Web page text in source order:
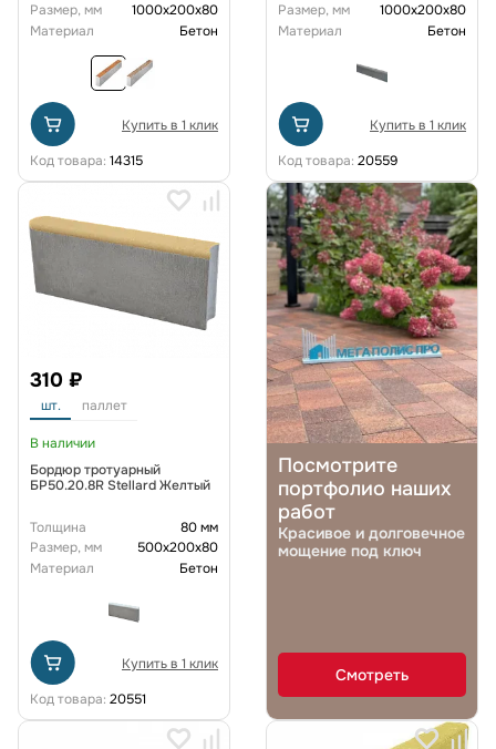
Размер, мм
1000x200x80
Материал
Бетон
Купить в 1 клик
Код товара: 14315
Размер, мм
1000x200x80
Материал
Бетон
Купить в 1 клик
Код товара: 20559
310 ₽
шт. паллет
В наличии
Бордюр тротуарный
БР50.20.8R Stellard Желтый
Толщина
80 мм
Размер, мм
500x200x80
Материал
Бетон
Купить в 1 клик
Код товара: 20551
Посмотрите
портфолио наших
работ
Красивое и долговечное
мощение под ключ
Смотреть